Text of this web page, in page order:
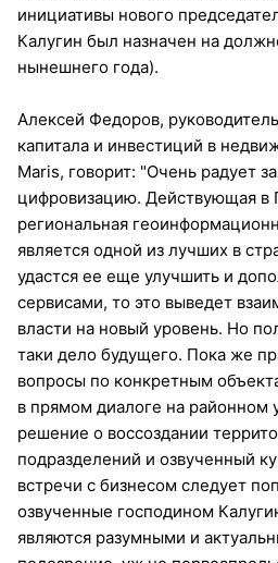
инициативы нового
Калугин был назначен на
нынешнего года).
Алексей Федоров,
капитала и инвестиций в
Maris, говорит: "Очень радует
цифровизацию. Действующая в
региональная
является одной из лучших в
удастся ее еще улучшить и
сервисами, то это выведет
власти на новый уровень. Но
таки дело будущего. Пока же
вопросы по конкретным
в прямом диалоге на районном
решение о воссоздании
подразделений и озвученный
встречи с бизнесом следует
озвученные господином
являются разумными и